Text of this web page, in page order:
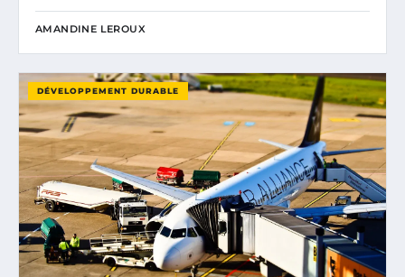
AMANDINE LEROUX
DÉVELOPPEMENT DURABLE